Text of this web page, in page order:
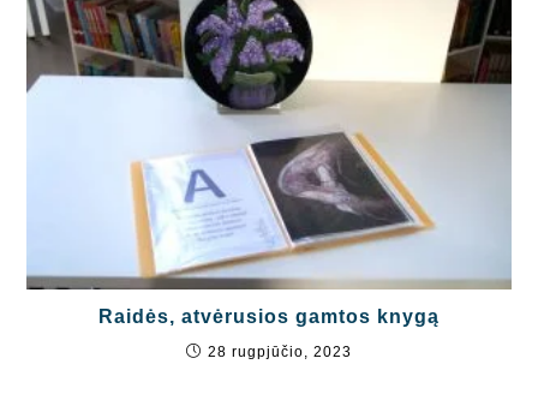
Raidės, atvėrusios gamtos knygą
28 rugpjūčio, 2023